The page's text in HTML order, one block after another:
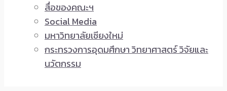
สื่อของคณะฯ
Social Media
มหาวิทยาลัยเชียงใหม่
กระทรวงการอุดมศึกษา วิทยาศาสตร์ วิจัยและ
นวัตกรรม